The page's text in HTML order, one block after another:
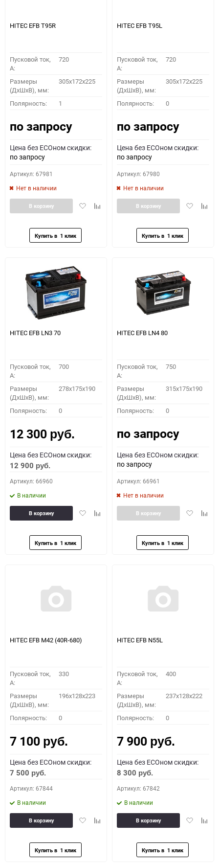
HITEC EFB T95R
Пусковой ток,
A:
720
Размеры
(ДхШхВ), мм:
305х172х225
Полярность: 1
по запросу
Цена без ECOном скидки:
по запросу
Артикул: 67981
Нет в наличии
ДобавитьДобавить
В корзину
HITEC EFB T95L
Пусковой ток,
A:
720
Размеры
(ДхШхВ), мм:
305х172х225
Полярность: 0
по запросу
Цена без ECOном скидки:
по запросу
Артикул: 67980
Нет в наличии
Добавить
В корзину
HITEC EFB LN3 70
Пусковой ток,
A:
700
Размеры
(ДхШхВ), мм:
278x175x190
Полярность: 0
12 300 руб.
Цена без ECOном скидки:
12 900 руб.
Артикул: 66960
В наличии
ДобавитьДобавить
В корзину
HITEC EFB LN4 80
Пусковой ток,
A:
750
Размеры
(ДхШхВ), мм:
315x175x190
Полярность: 0
по запросу
Цена без ECOном скидки:
по запросу
Артикул: 66961
Нет в наличии
Добавить
В корзину
HITEC EFB M42 (40R-680)
Пусковой ток,
A:
330
Размеры
(ДхШхВ), мм:
196х128х223
Полярность: 0
7 100 руб.
Цена без ECOном скидки:
7 500 руб.
Артикул: 67844
В наличии
ДобавитьДобавить
В корзину
HITEC EFB N55L
Пусковой ток,
A:
400
Размеры
(ДхШхВ), мм:
237х128х222
Полярность: 0
7 900 руб.
Цена без ECOном скидки:
8 300 руб.
Артикул: 67842
В наличии
Добавить
В корзину